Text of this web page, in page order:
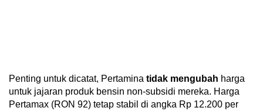
Penting untuk dicatat, Pertamina tidak mengubah harga
untuk jajaran produk bensin non-subsidi mereka. Harga
Pertamax (RON 92) tetap stabil di angka Rp 12.200 per